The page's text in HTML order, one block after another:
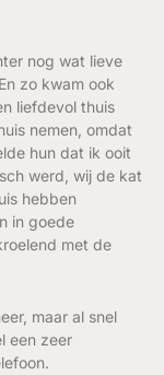
nog wat lieve
zo kwam ook
liefdevol thuis
nemen, omdat
hun dat ik ooit
werd, wij de kat
hebben
in goede
met de
maar al snel
een zeer